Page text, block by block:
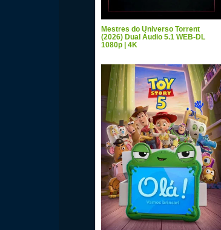
Mestres do Universo Torrent
(2026) Dual Áudio 5.1 WEB-DL
1080p | 4K